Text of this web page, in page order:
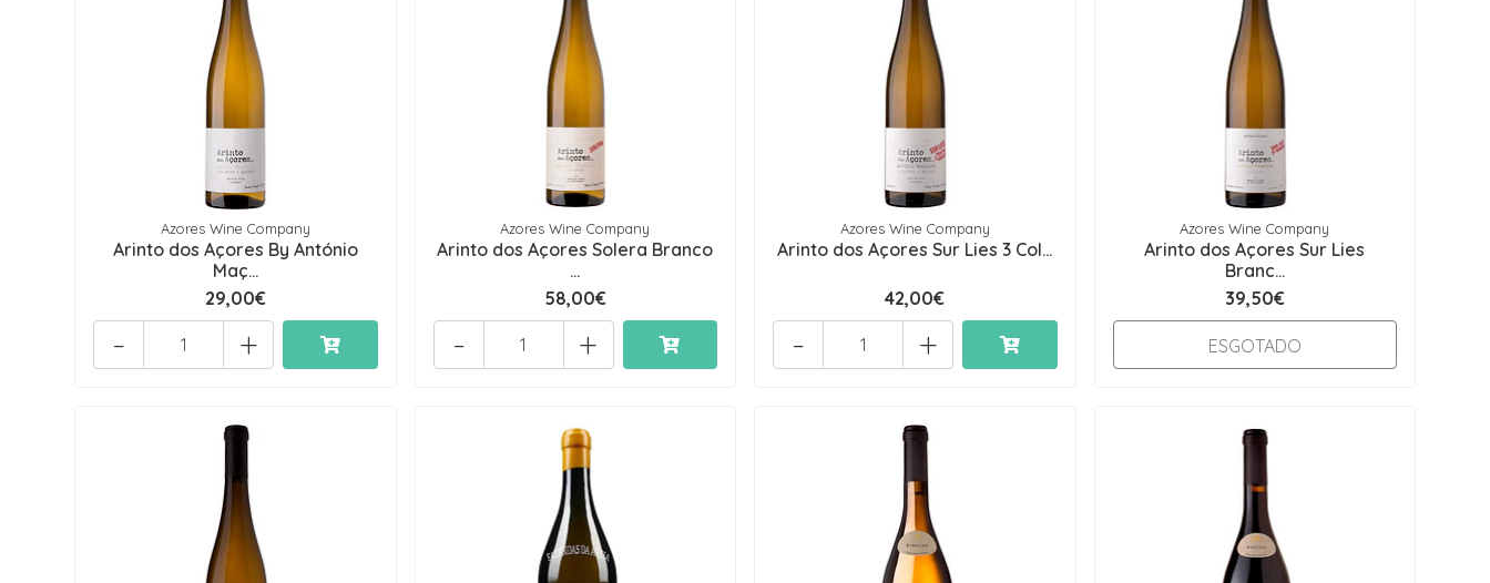
Azores Wine Company
Arinto dos Açores By António
Maç...
29,00€
+
-
Azores Wine Company
Arinto dos Açores Solera Branco
...
58,00€
+
-
Azores Wine Company
Arinto dos Açores Sur Lies 3 Col...
42,00€
+
-
Azores Wine Company
Arinto dos Açores Sur Lies
Branc...
39,50€
ESGOTADO